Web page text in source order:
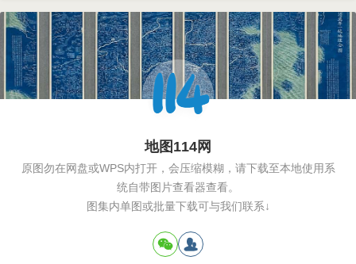
地图114网
原图勿在网盘或WPS内打开，会压缩模糊，请下载至本地使用系
统自带图片查看器查看。
图集内单图或批量下载可与我们联系↓